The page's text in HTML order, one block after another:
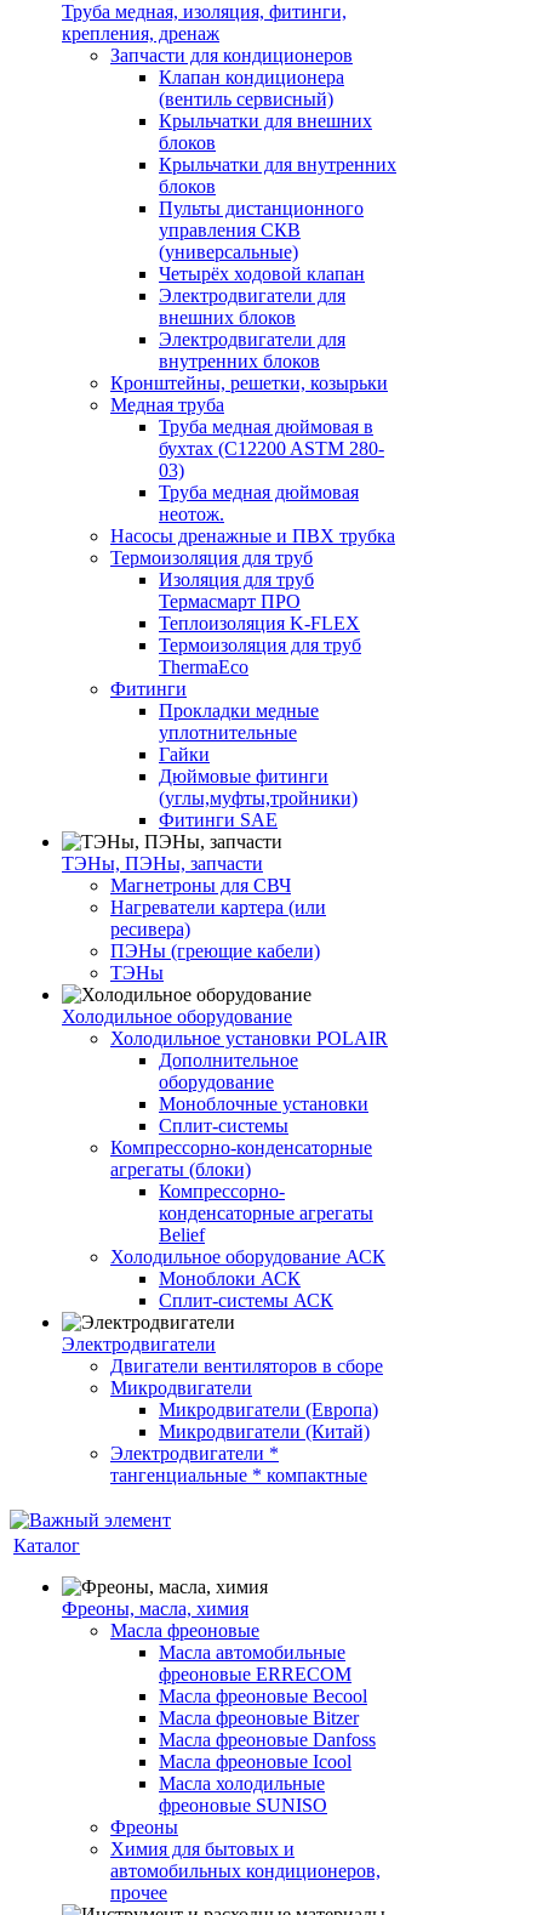
Труба медная, изоляция, фитинги,
крепления, дренаж
Запчасти для кондиционеров
Клапан кондиционера
(вентиль сервисный)
Крыльчатки для внешних
блоков
Крыльчатки для внутренних
блоков
Пульты дистанционного
управления СКВ
(универсальные)
Четырёх ходовой клапан
Электродвигатели для
внешних блоков
Электродвигатели для
внутренних блоков
Кронштейны, решетки, козырьки
Медная труба
Труба медная дюймовая в
бухтах (C12200 ASTM 280-
03)
Труба медная дюймовая
неотож.
Насосы дренажные и ПВХ трубка
Термоизоляция для труб
Изоляция для труб
Термасмарт ПРО
Теплоизоляция K-FLEX
Термоизоляция для труб
ThermaEco
Фитинги
Прокладки медные
уплотнительные
Гайки
Дюймовые фитинги
(углы,муфты,тройники)
Фитинги SAE
ТЭНы, ПЭНы, запчасти
Магнетроны для СВЧ
Нагреватели картера (или
ресивера)
ПЭНы (греющие кабели)
ТЭНы
Холодильное оборудование
Холодильное установки POLAIR
Дополнительное
оборудование
Моноблочные установки
Сплит-системы
Компрессорно-конденсаторные
агрегаты (блоки)
Компрессорно-
конденсаторные агрегаты
Belief
Холодильное оборудование АСК
Моноблоки АСК
Сплит-системы АСК
Электродвигатели
Двигатели вентиляторов в сборе
Микродвигатели
Микродвигатели (Европа)
Микродвигатели (Китай)
Электродвигатели *
тангенциальные * компактные
Каталог
Фреоны, масла, химия
Масла фреоновые
Масла автомобильные
фреоновые ERRECOM
Масла фреоновые Becool
Масла фреоновые Bitzer
Масла фреоновые Danfoss
Масла фреоновые Icool
Масла холодильные
фреоновые SUNISO
Фреоны
Химия для бытовых и
автомобильных кондиционеров,
прочее